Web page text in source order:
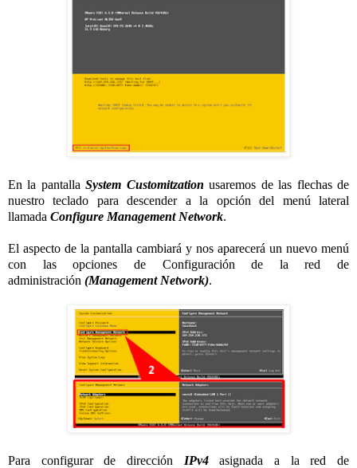
En la pantallaSystem Customitzation usaremos de las flechas de
nuestro teclado para descender a la opción del menú lateral
llamada Configure Management Network.
El aspecto de la pantalla cambiará y nos aparecerá un nuevo menú
con las opciones de Configuración de la red de
administración (Management Network).
Para configurar de dirección IPv4asignada a la red de